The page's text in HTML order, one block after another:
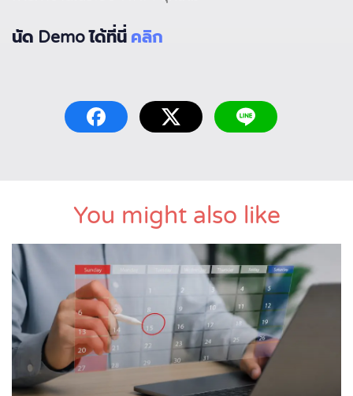
นัด Demo ได้ที่นี่ คลิก
You might also like